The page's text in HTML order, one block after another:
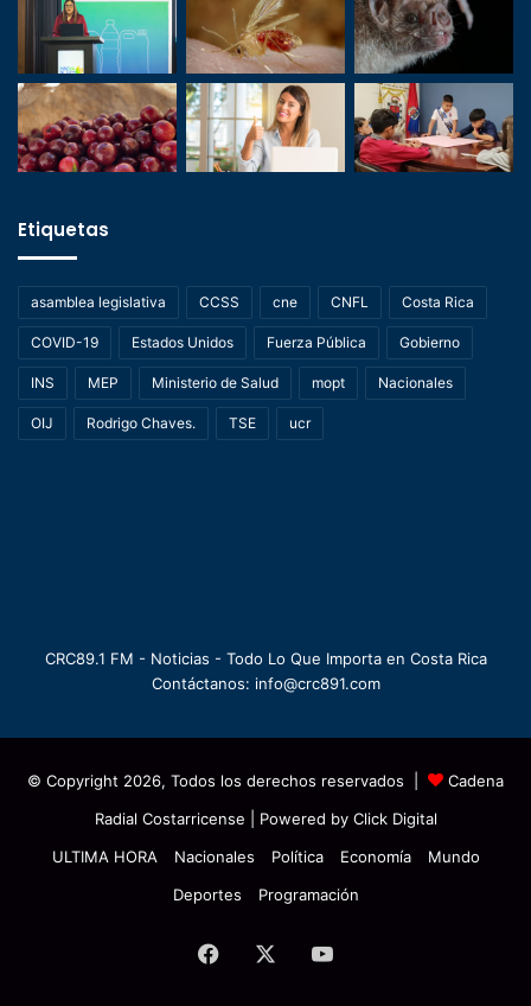
Etiquetas
asamblea legislativa CCSS cne CNFL Costa Rica
COVID-19 Estados Unidos Fuerza Pública Gobierno
INS MEP Ministerio de Salud mopt Nacionales
OIJ Rodrigo Chaves. TSE ucr
CRC89.1 FM - Noticias - Todo Lo Que Importa en Costa Rica
Contáctanos: info@crc891.com
© Copyright 2026, Todos los derechos reservados |
Cadena
Radial Costarricense | Powered by Click Digital
ULTIMA HORA
Nacionales Política Economía
Mundo
Deportes
Programación
Facebook YouTube